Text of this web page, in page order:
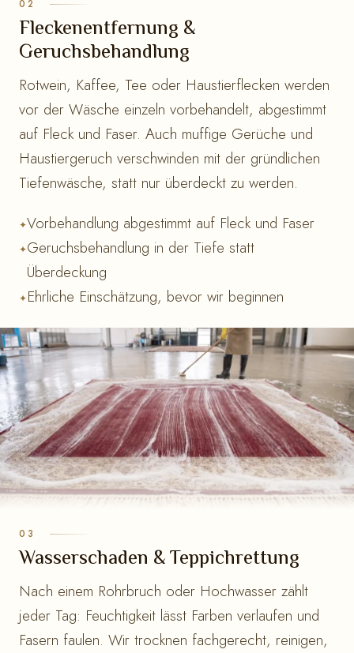
Fleckenentfernung &
Geruchsbehandlung
Rotwein, Kaffee, Tee oder Haustierflecken werden
vor der Wäsche einzeln vorbehandelt, abgestimmt
auf Fleck und Faser. Auch muffige Gerüche und
Haustiergeruch verschwinden mit der gründlichen
Tiefenwäsche, statt nur überdeckt zu werden.
Vorbehandlung abgestimmt auf Fleck und Faser
Geruchsbehandlung in der Tiefe statt
Überdeckung
Ehrliche Einschätzung, bevor wir beginnen
Wasserschaden & Teppichrettung
Nach einem Rohrbruch oder Hochwasser zählt
jeder Tag: Feuchtigkeit lässt Farben verlaufen und
Fasern faulen. Wir trocknen fachgerecht, reinigen,